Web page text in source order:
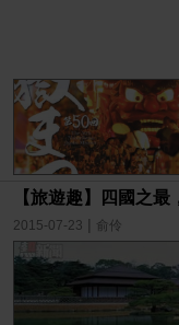
【旅遊趣】四國之
2015-07-23 | 俞伶